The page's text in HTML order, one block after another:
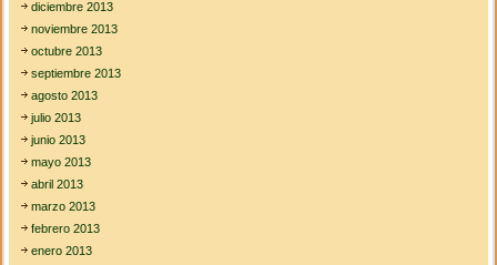
diciembre 2013
noviembre 2013
octubre 2013
septiembre 2013
agosto 2013
julio 2013
junio 2013
mayo 2013
abril 2013
marzo 2013
febrero 2013
enero 2013